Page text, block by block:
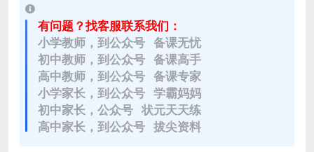
有问题？找客服联系我们：
小学教师，到公众号 备课无忧
初中教师，到公众号 备课高手
高中教师，到公众号 备课专家
小学家长，到公众号 学霸妈妈
初中家长，公众号 状元天天练
高中家长，到公众号 拔尖资料